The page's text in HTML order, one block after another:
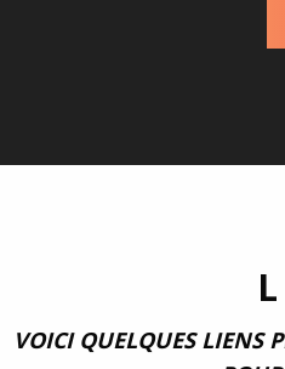
VOICI QUELQUES LIENS